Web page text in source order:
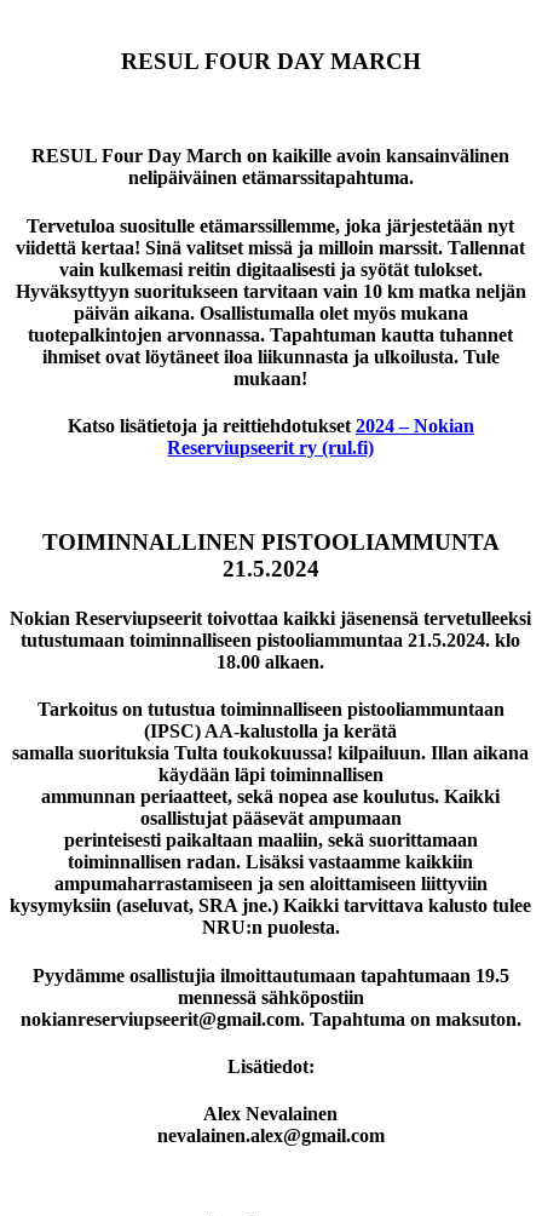
RESUL FOUR DAY MARCH
RESUL Four Day March on kaikille avoin kansainvälinen
nelipäiväinen etämarssitapahtuma.
Tervetuloa suositulle etämarssillemme, joka järjestetään nyt
viidettä kertaa! Sinä valitset missä ja milloin marssit. Tallennat
vain kulkemasi reitin digitaalisesti ja syötät tulokset.
Hyväksyttyyn suoritukseen tarvitaan vain 10 km matka neljän
päivän aikana. Osallistumalla olet myös mukana
tuotepalkintojen arvonnassa. Tapahtuman kautta tuhannet
ihmiset ovat löytäneet iloa liikunnasta ja ulkoilusta. Tule
mukaan!
Katso lisätietoja ja reittiehdotukset 2024 – Nokian
Reserviupseerit ry (rul.fi)
TOIMINNALLINEN PISTOOLIAMMUNTA
21.5.2024
Nokian Reserviupseerit toivottaa kaikki jäsenensä tervetulleeksi
tutustumaan toiminnalliseen pistooliammuntaa 21.5.2024. klo
18.00 alkaen.
Tarkoitus on tutustua toiminnalliseen pistooliammuntaan
(IPSC) AA-kalustolla ja kerätä
samalla suorituksia Tulta toukokuussa! kilpailuun. Illan aikana
käydään läpi toiminnallisen
ammunnan periaatteet, sekä nopea ase koulutus. Kaikki
osallistujat pääsevät ampumaan
perinteisesti paikaltaan maaliin, sekä suorittamaan
toiminnallisen radan. Lisäksi vastaamme kaikkiin
ampumaharrastamiseen ja sen aloittamiseen liittyviin
kysymyksiin (aseluvat, SRA jne.) Kaikki tarvittava kalusto tulee
NRU:n puolesta.
Pyydämme osallistujia ilmoittautumaan tapahtumaan 19.5
mennessä sähköpostiin
nokianreserviupseerit@gmail.com. Tapahtuma on maksuton.
Lisätiedot:
Alex Nevalainen
nevalainen.alex@gmail.com